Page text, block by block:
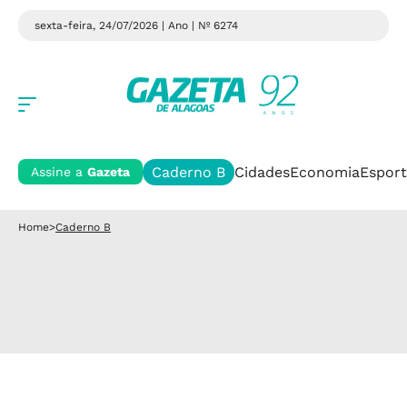
sexta-feira, 24/07/2026 | Ano | Nº 6274
Assine a Gazeta Caderno B CidadesEconomia
Home>Caderno B